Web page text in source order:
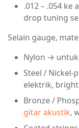
.012 – .054 ke
drop tuning
Selain gauge,
Nylon →
Steel / Nickel-
elektrik,
Bronze /
gitar akustik,